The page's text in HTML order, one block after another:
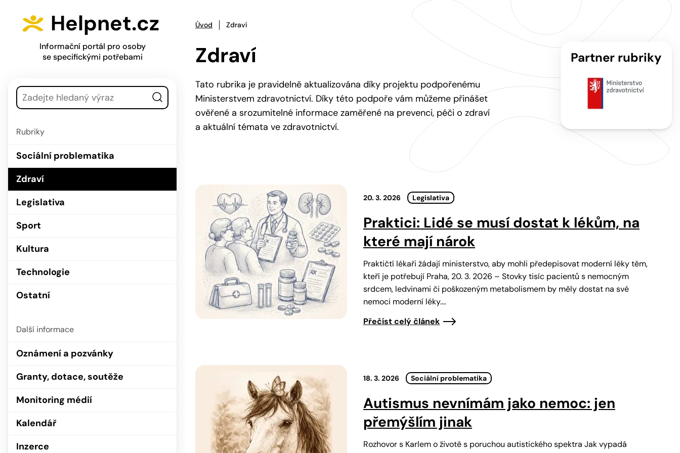
Helpnet.cz
Informační portál pro osoby
se specifickými potřebami
Rubriky
Sociální problematika
Zdraví
Legislativa
Sport
Kultura
Technologie
Ostatní
Další informace
Oznámení a pozvánky
Granty, dotace, soutěže
Monitoring médií
Kalendář
Inzerce
Úvod Zdraví
Zdraví
Tato rubrika je pravidelně aktualizována díky projektu podpořenému
Ministerstvem zdravotnictví. Díky této podpoře vám můžeme přinášet
ověřené a srozumitelné informace zaměřené na prevenci, péči o zdraví
a aktuální témata ve zdravotnictví.
Partner rubriky
20. 3. 2026 Legislativa
Praktici: Lidé se musí dostat k lékům, na
které mají nárok
Praktičtí lékaři žádají ministerstvo, aby mohli předepisovat moderní léky těm,
kteří je potřebují Praha, 20. 3. 2026 – Stovky tisíc pacientů s nemocným
srdcem, ledvinami či poškozeným metabolismem by měly dostat na své
nemoci moderní léky.…
Přečíst celý článek
18. 3. 2026 Sociální problematika
Autismus nevnímám jako nemoc: jen
přemýšlím jinak
Rozhovor s Karlem o životě s poruchou autistického spektra Jak vypadá